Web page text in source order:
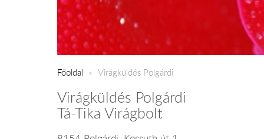
Főoldal Virágküldés Polgárdi
Virágküldés Polgárdi
Tá-Tika Virágbolt